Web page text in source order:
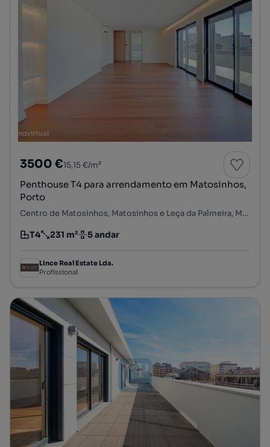
3500 €15,15 €/m²
Penthouse T4 para arrendamento em Matosinhos,
Porto
Centro de Matosinhos, Matosinhos e Leça da Palmeira, Matosinhos, Porto
Tipologia
T4
Preço por metro quadrado
231 m²
Andar 5 andar
Lince Real Estate Lda.
Profissional